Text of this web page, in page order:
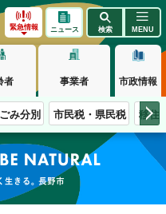
緊急情報 ニュース 検索 MENU
者 事業者 市政情報
ごみ分別 市民税・県民税 移住
生きる。長野市